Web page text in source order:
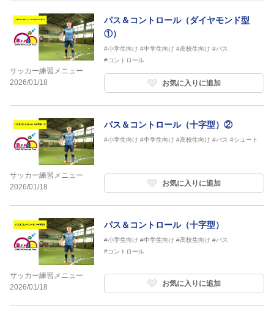
サッカー練習メニュー
2026/01/18
パス＆コントロール（ダイヤモンド型
①）
#小学生向け #中学生向け #高校生向け #パス
#コントロール
お気に入りに追加
サッカー練習メニュー
2026/01/18
パス＆コントロール（十字型）②
#小学生向け #中学生向け #高校生向け #パス #シュート
お気に入りに追加
サッカー練習メニュー
2026/01/18
パス＆コントロール（十字型）
#小学生向け #中学生向け #高校生向け #パス
#コントロール
お気に入りに追加